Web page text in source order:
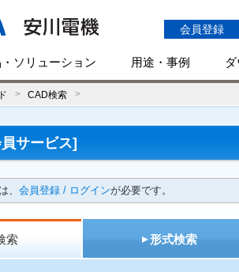
会員登録
ソリューション 用途・事例
CAD検索
サービス]
、 会員登録 / ログインが必要です。
索 形式検索